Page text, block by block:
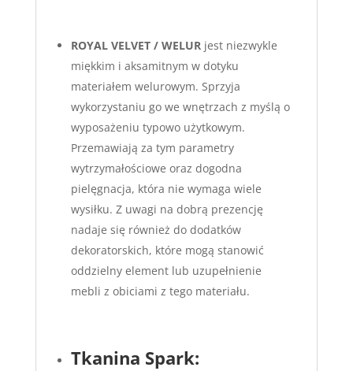
ROYAL VELVET / WELURjest niezwykle
miękkim i aksamitnym w dotyku
materiałem welurowym. Sprzyja
wykorzystaniu go we wnętrzach z myślą o
wyposażeniu typowo użytkowym.
Przemawiają za tym parametry
wytrzymałościowe oraz dogodna
pielęgnacja, która nie wymaga wiele
wysiłku. Z uwagi na dobrą prezencję
nadaje się również do dodatków
dekoratorskich, które mogą stanowić
oddzielny element lub uzupełnienie
mebli z obiciami z tego materiału.
Tkanina Spark: